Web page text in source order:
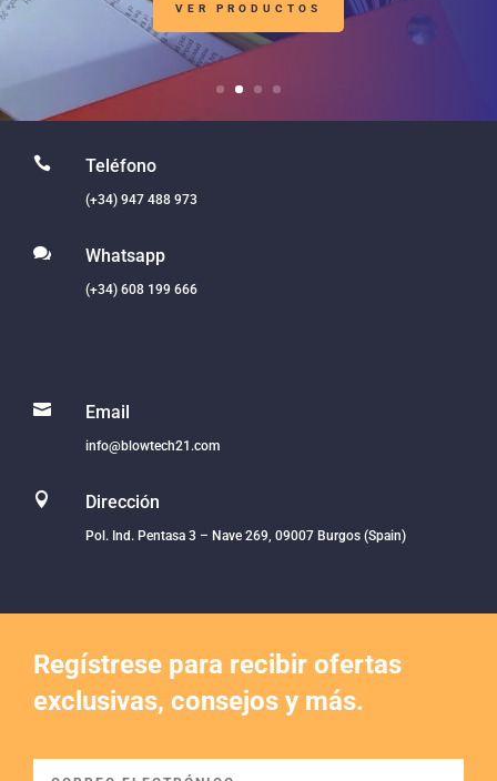
VER PRODUCTOS
 Teléfono
(+34) 947 488 973
 Whatsapp
(+34) 608 199 666
 Email
info@blowtech21.com
 Dirección
Pol. Ind. Pentasa 3 – Nave 269, 09007 Burgos (Spain)
Regístrese para recibir ofertas
exclusivas, consejos y más.